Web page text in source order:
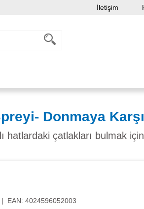
İletişim
Donmaya
hatlardaki çatlakları bulmak için
| EAN: 4024596052003